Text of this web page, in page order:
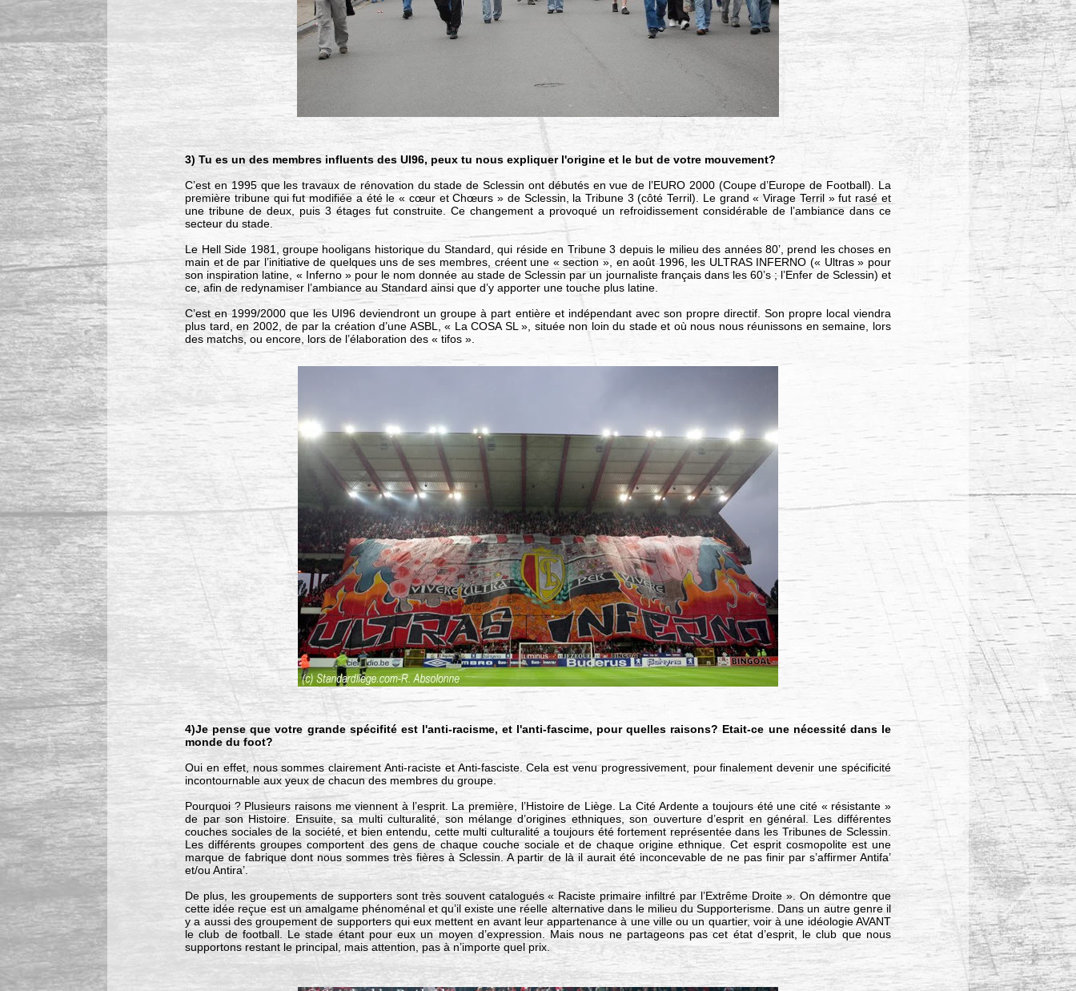
3) Tu es un des membres influents des UI96, peux tu nous expliquer l'origine et le but de votre mouvement?
C’est en 1995 que les travaux de rénovation du stade de Sclessin ont débutés en vue de l’EURO 2000 (Coupe d’Europe de Football). La
première tribune qui fut modifiée a été le « cœur et Chœurs » de Sclessin, la Tribune 3 (côté Terril). Le grand « Virage Terril » fut rasé et
une tribune de deux, puis 3 étages fut construite. Ce changement a provoqué un refroidissement considérable de l’ambiance dans ce
secteur du stade.
Le Hell Side 1981, groupe hooligans historique du Standard, qui réside en Tribune 3 depuis le milieu des années 80’, prend les choses en
main et de par l’initiative de quelques uns de ses membres, créent une « section », en août 1996, les ULTRAS INFERNO (« Ultras » pour
son inspiration latine, « Inferno » pour le nom donnée au stade de Sclessin par un journaliste français dans les 60’s ; l’Enfer de Sclessin) et
ce, afin de redynamiser l’ambiance au Standard ainsi que d’y apporter une touche plus latine.
C’est en 1999/2000 que les UI96 deviendront un groupe à part entière et indépendant avec son propre directif. Son propre local viendra
plus tard, en 2002, de par la création d’une ASBL, « La COSA SL », située non loin du stade et où nous nous réunissons en semaine, lors
des matchs, ou encore, lors de l’élaboration des « tifos ».
4)Je pense que votre grande spécifité est l'anti-racisme, et l'anti-fascime, pour quelles raisons? Etait-ce une nécessité dans le
monde du foot?
Oui en effet, nous sommes clairement Anti-raciste et Anti-fasciste. Cela est venu progressivement, pour finalement devenir une spécificité
incontournable aux yeux de chacun des membres du groupe.
Pourquoi ? Plusieurs raisons me viennent à l’esprit. La première, l’Histoire de Liège. La Cité Ardente a toujours été une cité « résistante »
de par son Histoire. Ensuite, sa multi culturalité, son mélange d’origines ethniques, son ouverture d’esprit en général. Les différentes
couches sociales de la société, et bien entendu, cette multi culturalité a toujours été fortement représentée dans les Tribunes de Sclessin.
Les différents groupes comportent des gens de chaque couche sociale et de chaque origine ethnique. Cet esprit cosmopolite est une
marque de fabrique dont nous sommes très fières à Sclessin. A partir de là il aurait été inconcevable de ne pas finir par s’affirmer Antifa’
et/ou Antira’.
De plus, les groupements de supporters sont très souvent catalogués « Raciste primaire infiltré par l’Extrême Droite ». On démontre que
cette idée reçue est un amalgame phénoménal et qu’il existe une réelle alternative dans le milieu du Supporterisme. Dans un autre genre il
y a aussi des groupement de supporters qui eux mettent en avant leur appartenance à une ville ou un quartier, voir à une idéologie AVANT
le club de football. Le stade étant pour eux un moyen d’expression. Mais nous ne partageons pas cet état d’esprit, le club que nous
supportons restant le principal, mais attention, pas à n’importe quel prix.